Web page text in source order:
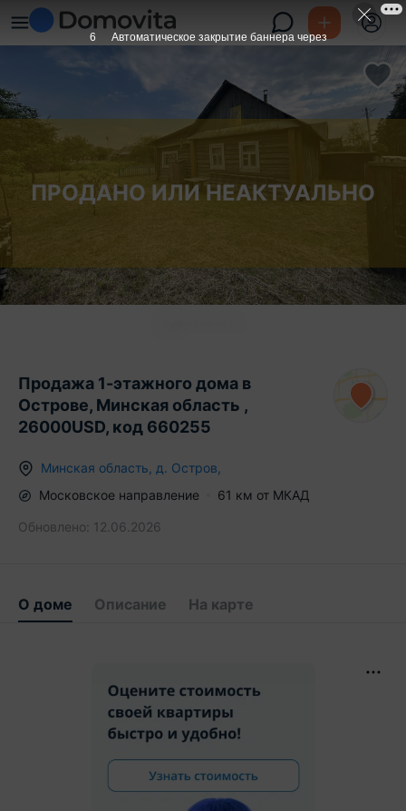
ПРОДАНО ИЛИ НЕАКТУАЛЬНО
Продажа 1-этажного дома в
Острове, Минская область ,
26000USD, код 660255
Минская область д. Остров
Московское направление 61 км от МКАД
Обновлено: 12.06.2026
О доме Описание На карте
6 Автоматическое закрытие баннера через